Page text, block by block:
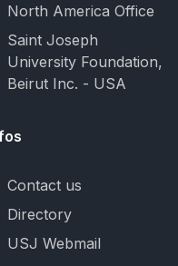
North America Office
Saint Joseph
University Foundation,
Beirut Inc. - USA
Contact us
Directory
USJ Webmail